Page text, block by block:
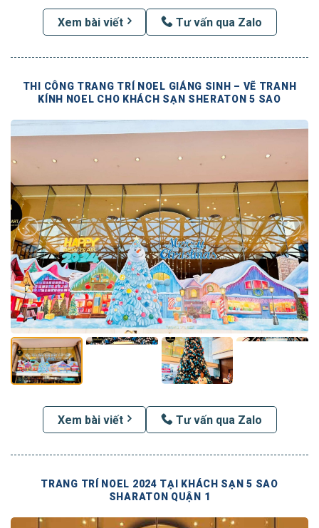
Xem bài viết Tư vấn qua Zalo
THI CÔNG TRANG TRÍ NOEL GIÁNG SINH – VẼ TRANH
KÍNH NOEL CHO KHÁCH SẠN SHERATON 5 SAO
Xem bài viết Tư vấn qua Zalo
TRANG TRÍ NOEL 2024 TẠI KHÁCH SẠN 5 SAO
SHARATON QUẬN 1